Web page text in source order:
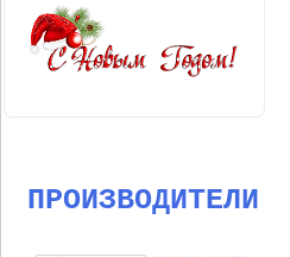
ПРОИЗВОДИТЕЛИ